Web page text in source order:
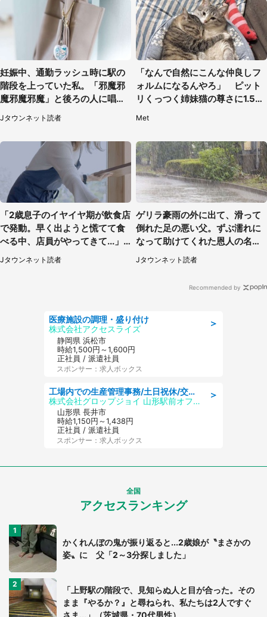
妊娠中、通勤ラッシュ時に駅の
階段を上っていた私。「邪魔邪
魔邪魔邪魔」と後ろの人に唱え
られて（神奈川県・30代女性）
Jタウンネット読者
「なんで自然にこんな仲良しフ
ォルムになるんやろ」 ピット
リくっつく姉妹猫の尊さに1.5万
Met
「2歳息子のイヤイヤ期が飲食店
で発動。早く出ようと慌てて食
べる中、店員がやってきて...」
（岡山県・40代女性）
Jタウンネット読者
ゲリラ豪雨の外に出て、滑って
倒れた足の悪い父。ずぶ濡れに
なって助けてくれた恩人の名前
Jタウンネット読者
Recommended by
＞
医療施設の調理・盛り付け
株式会社アクセスライズ
静岡県 浜松市
時給1,500円～1,600円
正社員 / 派遣社員
スポンサー：求人ボックス
＞
工場内での生産管理事務/土日祝休/交通費支給
株式会社グロップジョイ 山形駅前オフィス
山形県 長井市
時給1,150円～1,438円
正社員 / 派遣社員
スポンサー：求人ボックス
全国
アクセスランキング
かくれんぼの鬼が振り返ると...2歳娘が〝まさかの
姿〟に 父「2～3分探しました」
「上野駅の階段で、見知らぬ人と目が合った。その
まま『やるか？』と尋ねられ、私たちは2人ですぐ
さま...」（茨城県・70代男性）